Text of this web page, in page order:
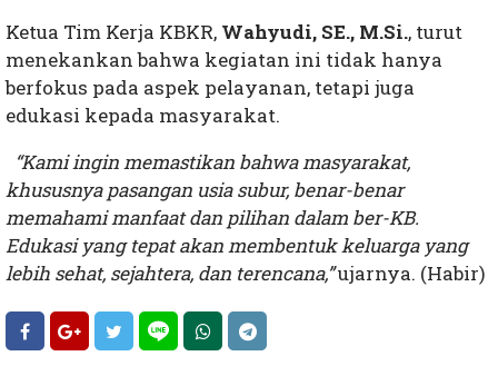
Ketua Tim Kerja KBKR, Wahyudi, SE., M.Si., turut
menekankan bahwa kegiatan ini tidak hanya
berfokus pada aspek pelayanan, tetapi juga
edukasi kepada masyarakat.
“Kami ingin memastikan bahwa masyarakat,
khususnya pasangan usia subur, benar-benar
memahami manfaat dan pilihan dalam ber-KB.
Edukasi yang tepat akan membentuk keluarga yang
lebih sehat, sejahtera, dan terencana,”ujarnya. (Habir)